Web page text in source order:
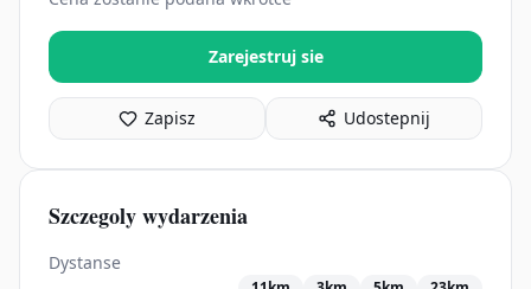
Zarejestruj sie
Zapisz Udostepnij
Szczegoly wydarzenia
Dystanse